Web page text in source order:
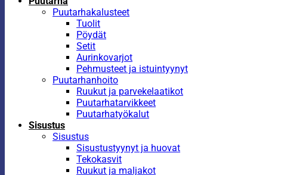
Puutarhakalusteet
Tuolit
Pöydät
Setit
Aurinkovarjot
Pehmusteet ja istuintyynyt
Puutarhanhoito
Ruukut ja parvekelaatikot
Puutarhatarvikkeet
Puutarhatyökalut
Sisustus
Sisustus
Sisustustyynyt ja huovat
Tekokasvit
Ruukut ja maljakot